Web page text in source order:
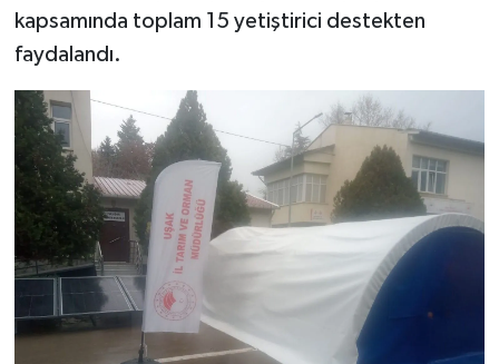
kapsamında toplam 15 yetiştirici destekten
faydalandı.